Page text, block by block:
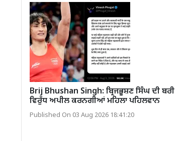
Brij Bhushan Singh: ਬ੍ਰਿਜਭੂਸ਼ਣ ਸਿੰਘ ਦੀ ਬਰੀ
ਵਿਰੁੱਧ ਅਪੀਲ ਕਰਨਗੀਆਂ ਮਹਿਲਾ ਪਹਿਲਵਾਨ
Published On 03 Aug 2026 18:41:20